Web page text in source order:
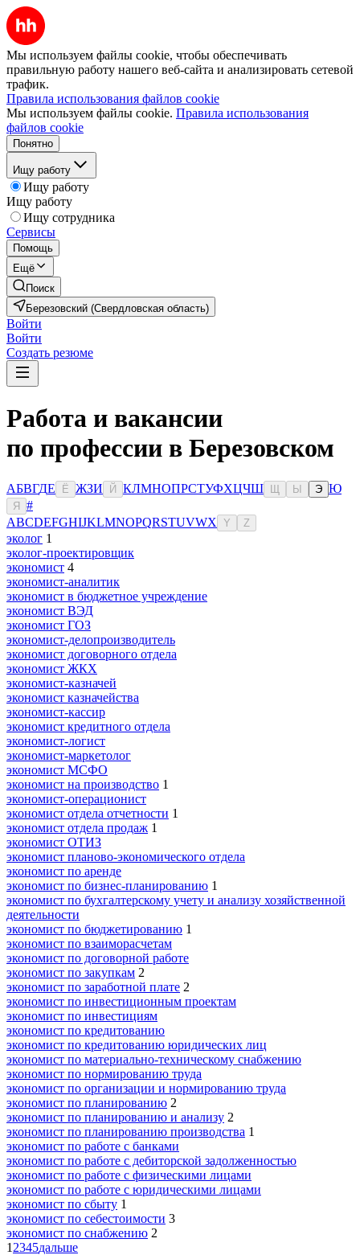
Мы используем файлы cookie, чтобы обеспечивать
правильную работу нашего веб-сайта и анализировать сетевой
трафик.
Правила использования файлов cookie
Мы используем файлы cookie. Правила использования
файлов cookie
Понятно
Ищу работу
Ищу работу
Ищу работу
Ищу сотрудника
Сервисы
Помощь
Ещё
Поиск
Березовский (Свердловская область)
Войти
Войти
Создать резюме
Работа и вакансии
по профессии в Березовском
АБВГДЕ Ё ЖЗИ Й КЛМНОПРСТУФХЦЧШ Ы Э Ю
Я
#
ABCDEFGHIJKLMNOPQRSTUVWX Y Z
эколог 1
эколог-проектировщик
экономист 4
экономист-аналитик
экономист в бюджетное учреждение
экономист ВЭД
экономист ГОЗ
экономист-делопроизводитель
экономист договорного отдела
экономист ЖКХ
экономист-казначей
экономист казначейства
экономист-кассир
экономист кредитного отдела
экономист-логист
экономист-маркетолог
экономист МСФО
экономист на производство 1
экономист-операционист
экономист отдела отчетности 1
экономист отдела продаж 1
экономист ОТИЗ
экономист планово-экономического отдела
экономист по аренде
экономист по бизнес-планированию 1
экономист по бухгалтерскому учету и анализу хозяйственной
деятельности
экономист по бюджетированию 1
экономист по взаиморасчетам
экономист по договорной работе
экономист по закупкам 2
экономист по заработной плате 2
экономист по инвестиционным проектам
экономист по инвестициям
экономист по кредитованию
экономист по кредитованию юридических лиц
экономист по материально-техническому снабжению
экономист по нормированию труда
экономист по организации и нормированию труда
экономист по планированию 2
экономист по планированию и анализу 2
экономист по планированию производства 1
экономист по работе с банками
экономист по работе с дебиторской задолженностью
экономист по работе с физическими лицами
экономист по работе с юридическими лицами
экономист по сбыту 1
экономист по себестоимости 3
экономист по снабжению 2
1 2345дальше